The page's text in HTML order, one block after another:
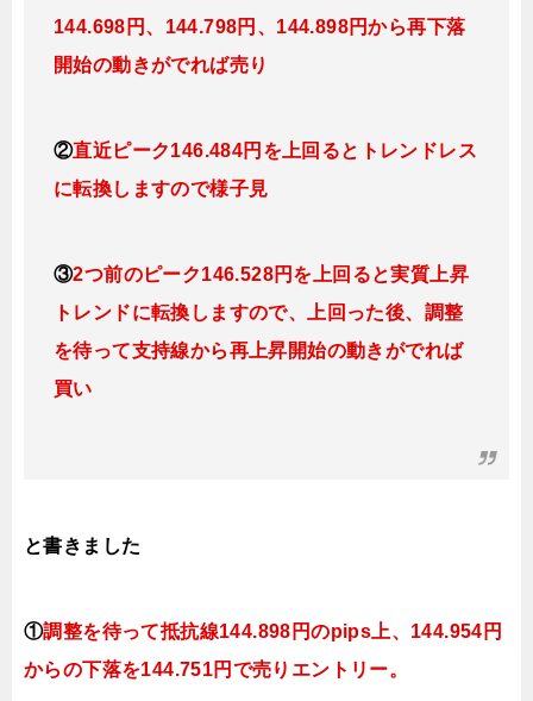
144.698円、144.798円、144.898円から再下落
開始の動きがでれば売り
②直近ピーク146.484円を上回るとトレンドレス
に転換しますので様子見
③2つ前のピーク146.528円を上回ると実質上昇
トレンドに転換しますので、上回った後、調整
を待って支持線から再上昇開始の動きがでれば
買い
と書きました
①調整を待って抵抗線144.898円のpips上、144.954円
からの下落を144.751円で売りエントリー。